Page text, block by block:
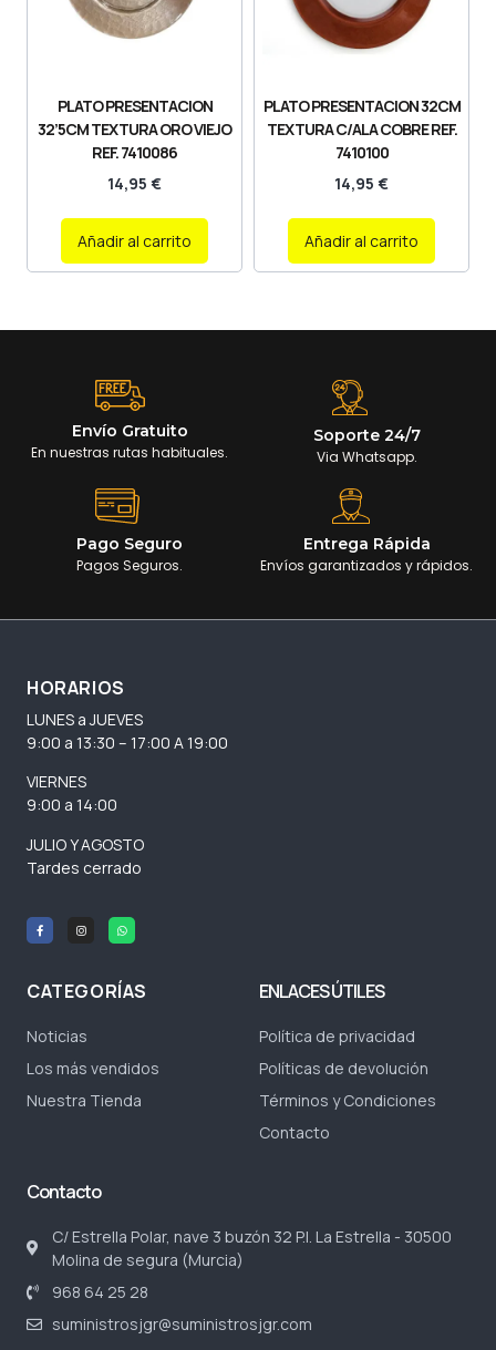
PLATO PRESENTACION
32’5CM TEXTURA ORO VIEJO
REF. 7410086
14,95 €
Añadir al carrito
PLATO PRESENTACION 32CM
TEXTURA C/ALA COBRE REF.
7410100
14,95 €
Añadir al carrito
Envío Gratuito
En nuestras rutas habituales.
Soporte 24/7
Via Whatsapp.
Pago Seguro
Pagos Seguros.
Entrega Rápida
Envíos garantizados y rápidos.
HORARIOS
LUNES a JUEVES
9:00 a 13:30 – 17:00 A 19:00
VIERNES
9:00 a 14:00
JULIO Y AGOSTO
Tardes cerrado
CATEGORÍAS
Noticias
Los más vendidos
Nuestra Tienda
ENLACES ÚTILES
Política de privacidad
Políticas de devolución
Términos y Condiciones
Contacto
Contacto
C/ Estrella Polar, nave 3 buzón 32 P.I. La Estrella - 30500
Molina de segura (Murcia)
968 64 25 28
suministrosjgr@suministrosjgr.com